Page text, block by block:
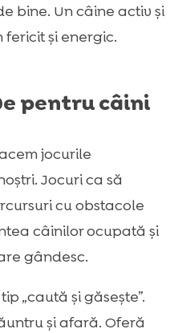
bine. Un câine activ și
și energic.
pentru câini
jocurile
Jocuri ca să
cu obstacole
câinilor ocupată și
gândesc.
„caută și găsește”.
și afară. Oferă